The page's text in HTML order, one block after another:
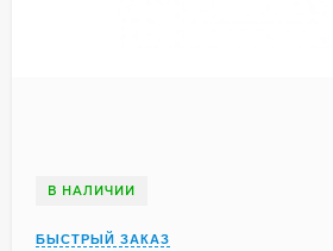
В НАЛИЧИИ
БЫСТРЫЙ ЗАКАЗ